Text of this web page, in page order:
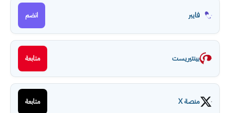
فايبر انضم
بينتيريست متابعة
منصة X متابعة